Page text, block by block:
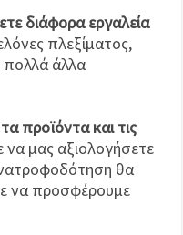
διάφορα εργαλεία
πλεξίματος,
πολλά άλλα
προϊόντα και τις
μας αξιολογήσετε
θα
να προσφέρουμε